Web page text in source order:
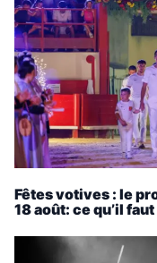
Fêtes votives : le
18 août: ce qu’il